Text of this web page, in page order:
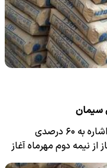
دبیر انجمن کارفرمایان صنعت سیمان با اشاره به ۶۰ درصدی
نیمه دوم مهرماه آغاز